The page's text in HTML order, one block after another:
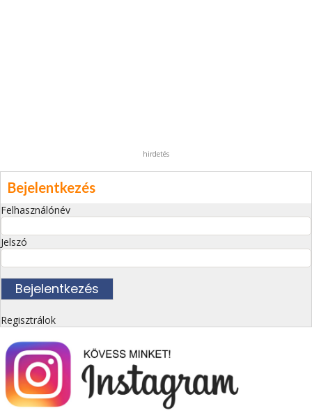
hirdetés
Bejelentkezés
Felhasználónév
Jelszó
Regisztrálok